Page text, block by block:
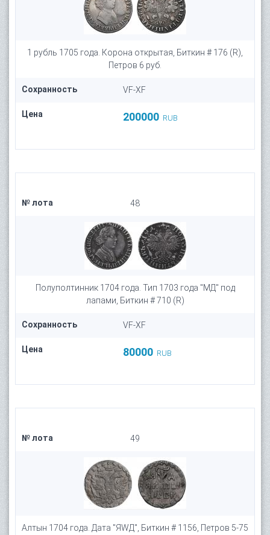
1 рубль 1705 года. Корона открытая, Биткин # 176 (R),
Петров 6 руб.
Сохранность VF-XF
Цена 200000 RUB
№ лота 48
Полуполтинник 1704 года. Тип 1703 года "МД" под
лапами, Биткин # 710 (R)
Сохранность VF-XF
Цена 80000 RUB
№ лота 49
Алтын 1704 года. Дата "ЯWД", Биткин # 1156, Петров 5-75